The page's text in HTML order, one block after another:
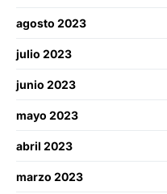
agosto 2023
julio 2023
junio 2023
mayo 2023
abril 2023
marzo 2023